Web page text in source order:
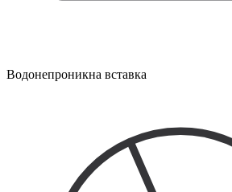
Водонепроникна вставка